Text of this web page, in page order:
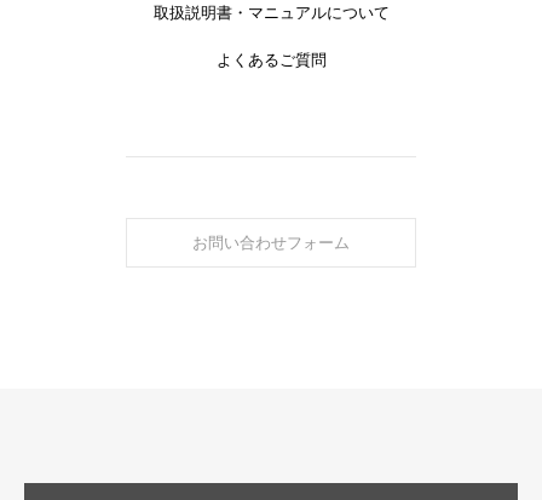
取扱説明書・マニュアルについて
よくあるご質問
お問い合わせフォーム